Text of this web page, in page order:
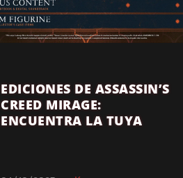
EDICIONES DE ASSASSIN’S
CREED MIRAGE:
ENCUENTRA LA TUYA